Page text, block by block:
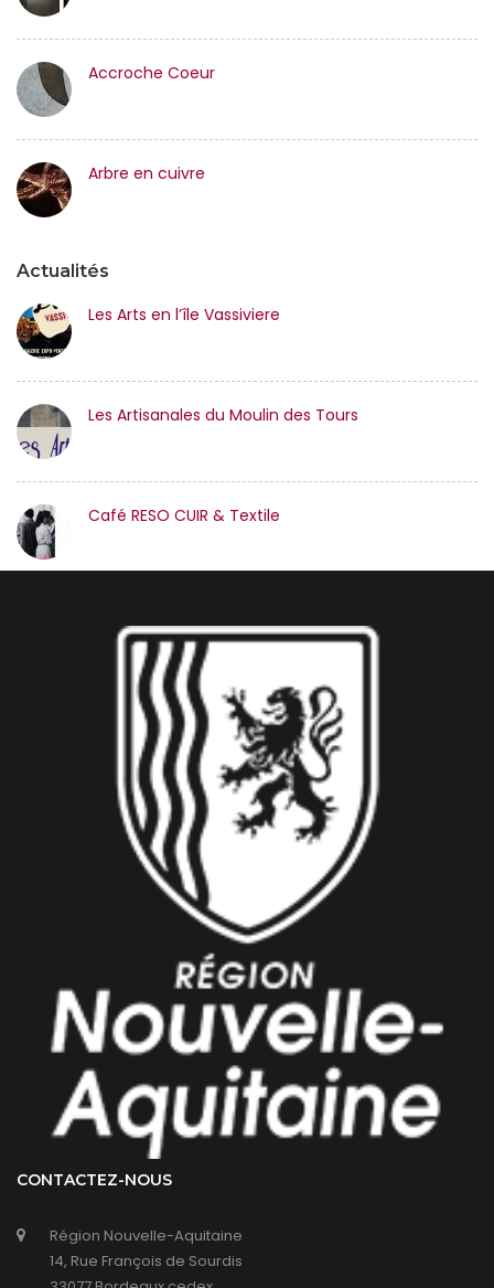
Accroche Coeur
Arbre en cuivre
Actualités
Les Arts en l’île Vassiviere
Les Artisanales du Moulin des Tours
Café RESO CUIR & Textile
CONTACTEZ-NOUS
Région Nouvelle-Aquitaine
14, Rue François de Sourdis